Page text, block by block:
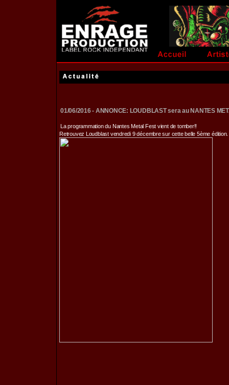
01/06/2016 - ANNONCE: LOUDBLAST sera au NANTES
La programmation du Nantes Metal Fest vient de tomber!!
Retrouvez Loudblast vendredi 9 décembre sur cette belle 5ème édition.